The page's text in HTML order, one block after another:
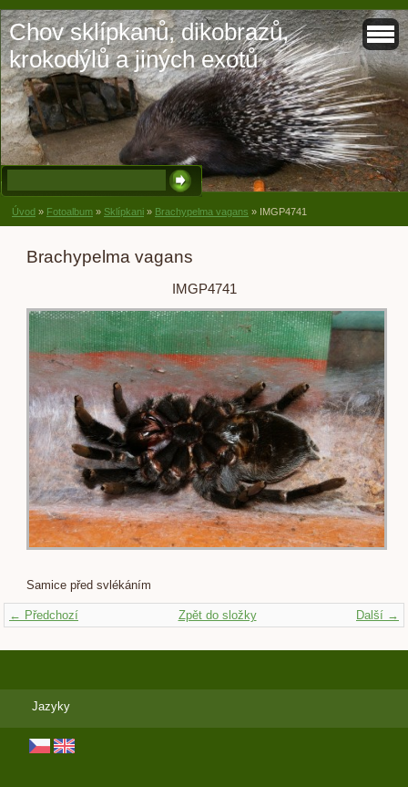
Chov sklípkanů, dikobrazů,
krokodýlů a jiných exotů
Úvod » Fotoalbum » Sklípkani » Brachypelma vagans » IMGP4741
Brachypelma vagans
IMGP4741
Samice před svlékáním
← Předchozí Další →
Zpět do složky
Jazyky